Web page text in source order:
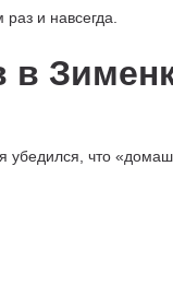
и навсегда.
в
что